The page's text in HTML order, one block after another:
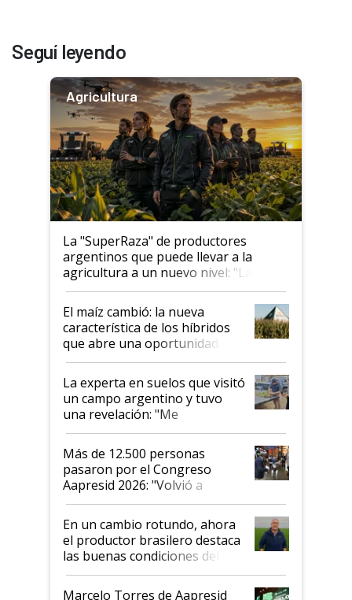
Seguí leyendo
Agricultura
La "SuperRaza" de productores
argentinos que puede llevar a la
agricultura a un nuevo nivel: "Las
posibilidades de crecimiento son
infinitas"
El maíz cambió: la nueva
característica de los híbridos
que abre una oportunidad en
el lote
La experta en suelos que visitó
un campo argentino y tuvo
una revelación: "Me
impresionó mucho"
Más de 12.500 personas
pasaron por el Congreso
Aapresid 2026: "Volvió a
demostrar que hablar del
suelo es hablar de todo el
sistema productivo"
En un cambio rotundo, ahora
el productor brasilero destaca
las buenas condiciones del
agro argentino para invertir:
"Los veo más motivados"
Marcelo Torres de Aapresid